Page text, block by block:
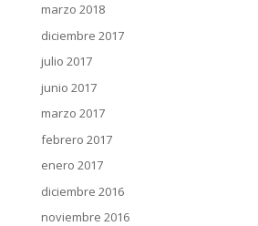
marzo 2018
diciembre 2017
julio 2017
junio 2017
marzo 2017
febrero 2017
enero 2017
diciembre 2016
noviembre 2016